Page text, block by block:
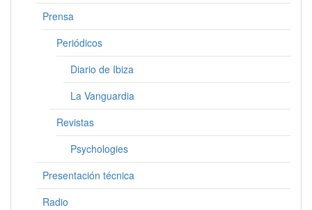
Prensa
Periódicos
Diario de Ibiza
La Vanguardia
Revistas
Psychologies
Presentación técnica
Radio